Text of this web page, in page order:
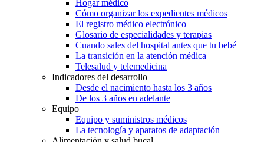
Hogar médico
Cómo organizar los expedientes médicos
El registro médico electrónico
Glosario de especialidades y terapias
Cuando sales del hospital antes que tu bebé
La transición en la atención médica
Telesalud y telemedicina
Indicadores del desarrollo
Desde el nacimiento hasta los 3 años
De los 3 años en adelante
Equipo
Equipo y suministros médicos
La tecnología y aparatos de adaptación